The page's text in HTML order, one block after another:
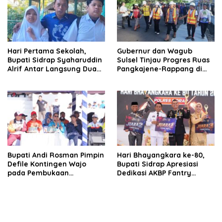
Hari Pertama Sekolah,
Bupati Sidrap Syaharuddin
Alrif Antar Langsung Dua
Gubernur dan Wagub
Sulsel Tinjau Progres Ruas
Pangkajene-Rappang di
Ekonomi Warga
Bupati Andi Rosman Pimpin
Defile Kontingen Wajo
pada Pembukaan
Hari Bhayangkara ke-80,
Bupati Sidrap Apresiasi
Dedikasi AKBP Fantry